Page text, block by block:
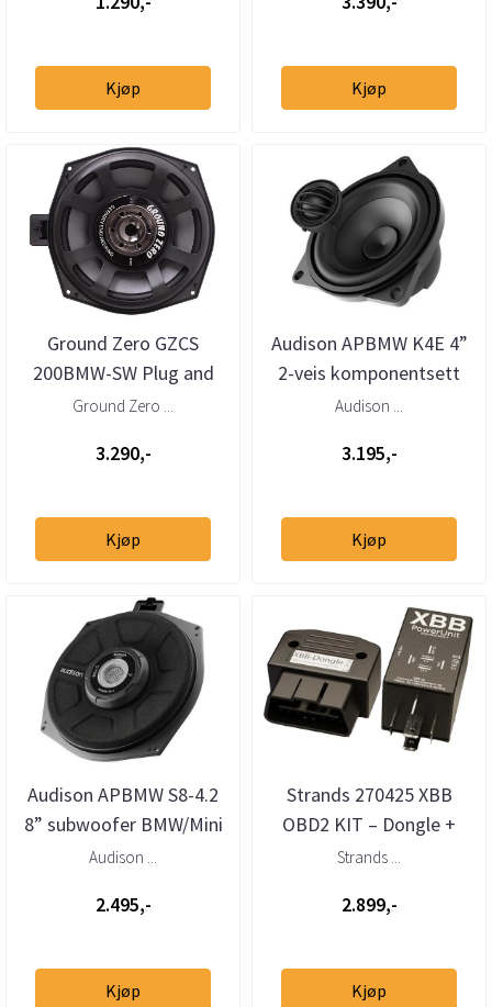
Kjøp Kjøp
Ground Zero GZCS
200BMW-SW Plug and
Play 8” basskit til BMW
Ground Zero ...
3.290,-
Kjøp
Audison APBMW K4E 4”
2-veis komponentsett
for BMW/Mini stor kurv
Audison ...
3.195,-
Kjøp
Audison APBMW S8-4.2
8” subwoofer BMW/Mini
4 Ohm (stk)
Audison ...
2.495,-
Kjøp
Strands 270425 XBB
OBD2 KIT – Dongle +
Powerunit 2
Strands ...
2.899,-
Kjøp